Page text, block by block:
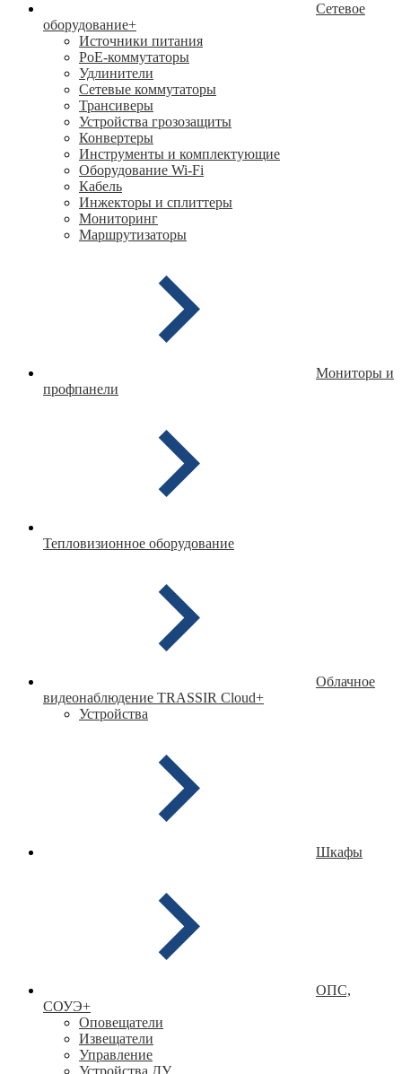
Сетевое
оборудование+
Источники питания
PoE-коммутаторы
Удлинители
Сетевые коммутаторы
Трансиверы
Устройства грозозащиты
Конвертеры
Инструменты и комплектующие
Оборудование Wi-Fi
Кабель
Инжекторы и сплиттеры
Мониторинг
Маршрутизаторы
Мониторы и
профпанели
Тепловизионное оборудование
Облачное
видеонаблюдение TRASSIR Cloud+
Устройства
Шкафы
ОПС,
СОУЭ+
Оповещатели
Извещатели
Управление
Устройства ДУ